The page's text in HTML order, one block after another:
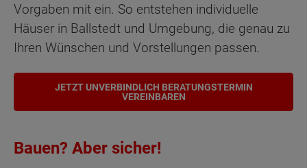
Vorgaben mit ein. So entstehen individuelle
Häuser in Ballstedt und Umgebung, die genau zu
Ihren Wünschen und Vorstellungen passen.
JETZT UNVERBINDLICH BERATUNGSTERMIN
VEREINBAREN
Bauen? Aber sicher!